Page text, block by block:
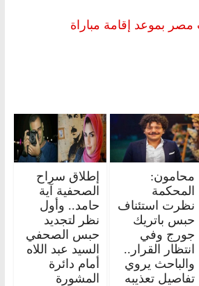
بموعد إقامة مباراة
محامون:
المحكمة
نظرت استئناف
حبس باتريك
جورج وفي
انتظار القرار..
والباحث يروي
تفاصيل تعذيبه
إطلاق سراح
الصحفية آية
حامد.. وأول
نظر لتجديد
حبس الصحفي
السيد عبد اللاه
أمام دائرة
المشورة